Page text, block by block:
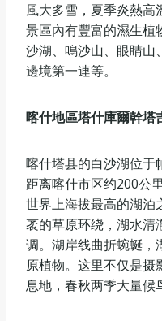
風大多雪，夏季炎熱
景區內有豐富的濕生植
沙湖、鳴沙山、眼睛山
邊境第一連等。
喀什地區塔什庫爾幹塔
喀什塔县的白沙湖位于
距离喀什市区约200公
世界上海拔最高的湖泊
袤的草原环绕，湖水清
调。湖岸线曲折蜿蜒，
原植物。这里不仅是摄
息地，春秋两季大量候